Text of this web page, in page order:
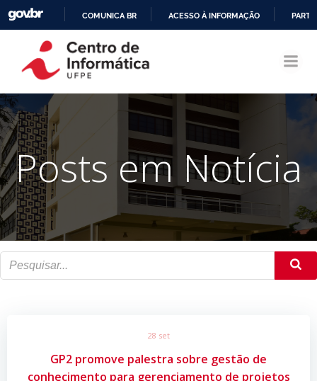
CONTEÚDO
COMUNICA BR ACESSO À INFORMAÇÃO
Posts em Notícia
28 set
GP2 promove palestra sobre gestão de
conhecimento para gerenciamento de projetos